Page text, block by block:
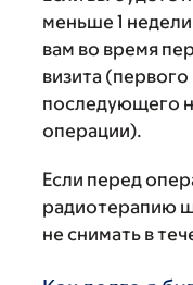
меньше 1
вам во время
визита (первого
последующего
операции).
Если перед
радиотерапию
не снимать в